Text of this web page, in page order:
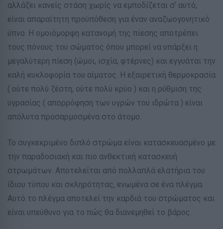
αλλάζει κανείς στάση χωρίς να εμποδίζεται σ’ αυτό,
είναι απαραίτητη προϋπόθεση για έναν αναζωογονητικό
ύπνο. Η ομοιόμορφη κατανομή της πίεσης αποτρέπει
τους πόνους του σώματος όπου μπορεί να υπάρξει η
μεγαλύτερη πίεση (ώμοι, ισχία, φτέρνες) και εγγυάται την
καλή κυκλοφορία του αίματος. Η εξαιρετική θερμοκρασία
( ούτε πολύ ζέστη, ούτε πολύ κρύο ) και η ρύθμιση της
υγρασίας ( απορρόφηση των υγρών του ιδρώτα ) είναι
απόλυτα προσαρμοσμένα στο άτομο.
Το συγκεκριμένο διπλό στρώμα είναι κατασκευασμένο με
την παραδοσιακή και πιο ανθεκτική κατασκευή
στρωμάτων. Αποτελείται από πολλαπλά ελατήρια του
ίδιου τύπου και σκληρότητας, ενωμένα σε ένα πλέγμα.
Αυτό το πλέγμα αποτελεί την καρδιά του στρώματος και
είναι υπεύθυνο για το πώς θα διανεμηθεί το βάρος.